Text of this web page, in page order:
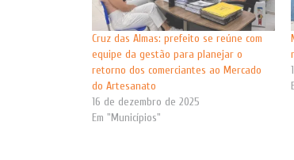
Cruz das Almas: prefeito se reúne com
equipe da gestão para planejar o
retorno dos comerciantes ao Mercado
do Artesanato
16 de dezembro de 2025
Em "Municípios"